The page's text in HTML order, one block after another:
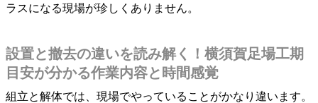
ラスになる現場が珍しくありません。
設置と撤去の違いを読み解く！横須賀足場工期
目安が分かる作業内容と時間感覚
組立と解体では、現場でやっていることがかなり違います。